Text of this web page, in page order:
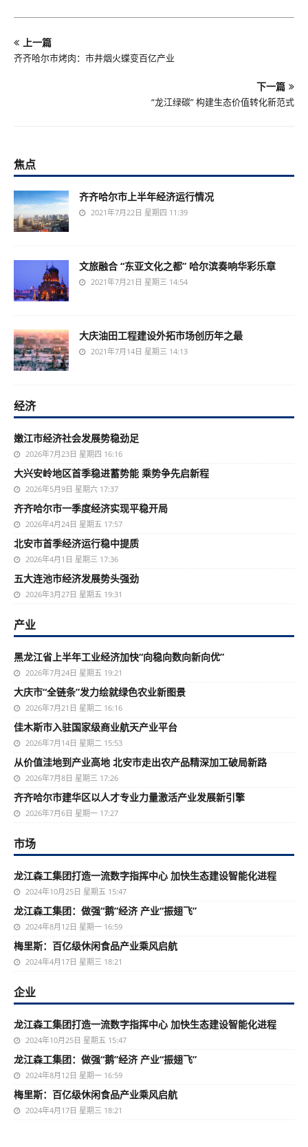
上一篇
齐齐哈尔市烤肉：市井烟火蝶变百亿产业
下一篇
“龙江绿碳” 构建生态价值转化新范式
焦点
齐齐哈尔市上半年经济运行情况
2021年7月22日 星期四 11:39
文旅融合 “东亚文化之都” 哈尔滨奏响华彩乐章
2021年7月21日 星期三 14:54
大庆油田工程建设外拓市场创历年之最
2021年7月14日 星期三 14:13
经济
嫩江市经济社会发展势稳劲足
2026年7月23日 星期四 16:16
大兴安岭地区首季稳进蓄势能 乘势争先启新程
2026年5月9日 星期六 17:37
齐齐哈尔市一季度经济实现平稳开局
2026年4月24日 星期五 17:57
北安市首季经济运行稳中提质
2026年4月1日 星期三 17:36
五大连池市经济发展势头强劲
2026年3月27日 星期五 19:31
产业
黑龙江省上半年工业经济加快“向稳向数向新向优”
2026年7月24日 星期五 19:21
大庆市“全链条”发力绘就绿色农业新图景
2026年7月21日 星期二 16:16
佳木斯市入驻国家级商业航天产业平台
2026年7月14日 星期二 15:53
从价值洼地到产业高地 北安市走出农产品精深加工破局新路
2026年7月8日 星期三 17:26
齐齐哈尔市建华区以人才专业力量激活产业发展新引擎
2026年7月6日 星期一 17:27
市场
龙江森工集团打造一流数字指挥中心 加快生态建设智能化进程
2024年10月25日 星期五 15:47
龙江森工集团：做强“鹅”经济 产业“振翅飞”
2024年8月12日 星期一 16:59
梅里斯：百亿级休闲食品产业乘风启航
2024年4月17日 星期三 18:21
企业
龙江森工集团打造一流数字指挥中心 加快生态建设智能化进程
2024年10月25日 星期五 15:47
龙江森工集团：做强“鹅”经济 产业“振翅飞”
2024年8月12日 星期一 16:59
梅里斯：百亿级休闲食品产业乘风启航
2024年4月17日 星期三 18:21